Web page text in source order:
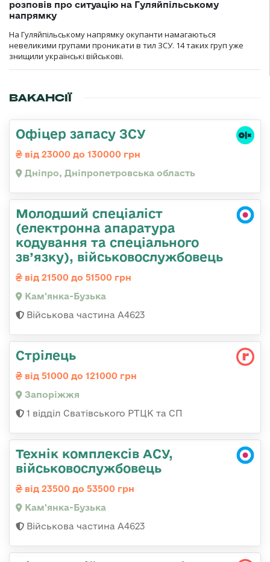
розповів про ситуацію на Гуляйпільському
напрямку
На Гуляйпільському напрямку окупанти намагаються
невеликими групами проникати в тил ЗСУ. 14 таких груп уже
знищили українські військові.
ВАКАНСІЇ
Офіцер запасу ЗСУ
від 23000 до 130000 грн
Дніпро, Дніпропетровська область
Молодший спеціаліст
(електронна апаратура
кодування та спеціального
зв’язку), військовослужбовець
від 21500 до 51500 грн
Кам'янка-Бузька
Військова частина А4623
Стрілець
від 51000 до 121000 грн
Запоріжжя
1 відділ Сватівського РТЦК та СП
Технік комплексів АСУ,
військовослужбовець
від 23500 до 53500 грн
Кам'янка-Бузька
Військова частина А4623